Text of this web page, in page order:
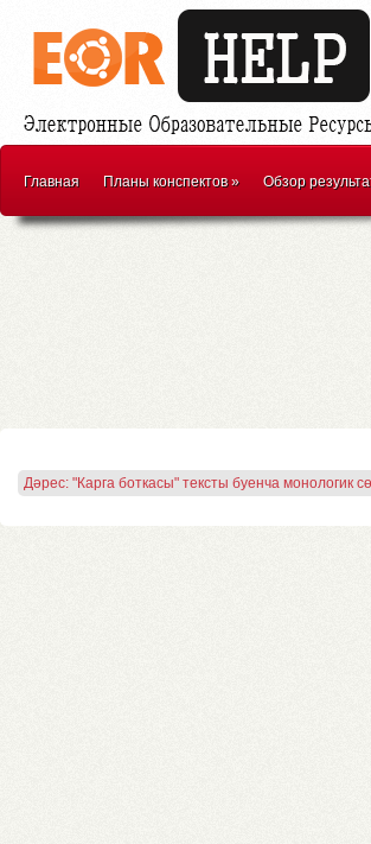
Главная Планы конспектов» Обзор
Дәрес: "Карга боткасы" тексты буенча монологик